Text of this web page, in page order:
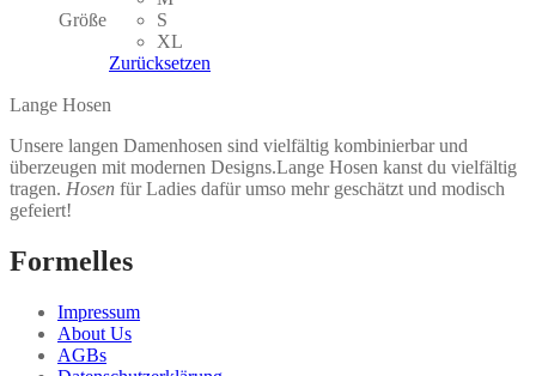
auf.
auf
der
Produktseite
Größe
S
XL
Zurücksetzen
Lange Hosen
Unsere langen Damenhosen sind vielfältig kombinierbar und
überzeugen mit modernen Designs.Lange Hosen kanst du vielfältig
tragen. Hosen für Ladies dafür umso mehr geschätzt und modisch
gefeiert!
Formelles
Impressum
About Us
AGBs